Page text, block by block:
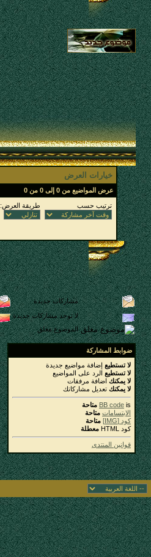
خيارات العرض
عرض المواضيع من 0 إلى 0 من 0
ترتيب حسب طريقة العرض:
مشاركات جديدة
لا توجد مشاركات جديدة
الموضوع مغلق
ضوابط المشاركة
لا تستطيع إضافة مواضيع جديدة
لا تستطيع الرد على المواضيع
لا يمكنك اضافة مرفقات
لا يمكنك تعديل مشاركاتك
BB code is
متاحة
الابتسامات متاحة
كود [IMG]
متاحة
كود HTML
معطلة
قوانين المنتدى